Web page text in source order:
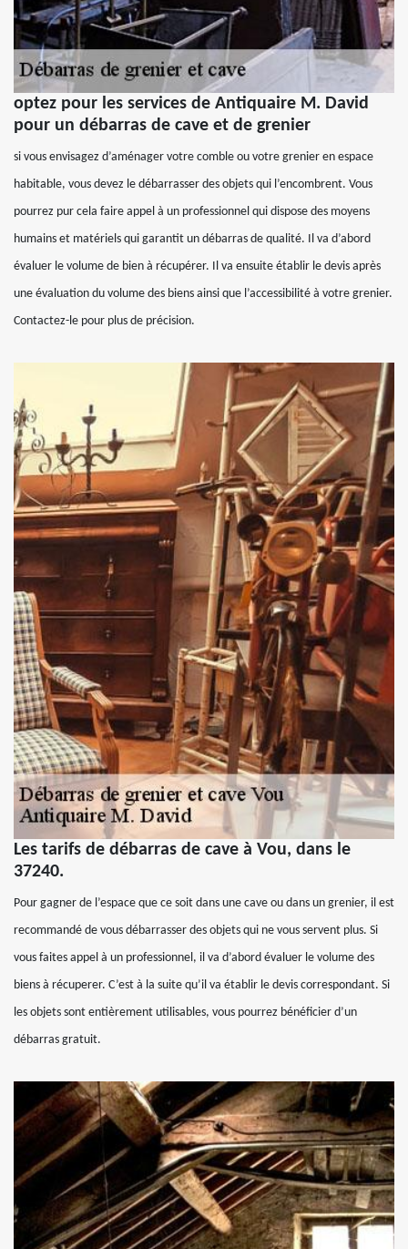
optez pour les services de Antiquaire M. David
pour un débarras de cave et de grenier
si vous envisagez d’aménager votre comble ou votre grenier en espace
habitable, vous devez le débarrasser des objets qui l’encombrent. Vous
pourrez pur cela faire appel à un professionnel qui dispose des moyens
humains et matériels qui garantit un débarras de qualité. Il va d’abord
évaluer le volume de bien à récupérer. Il va ensuite établir le devis après
une évaluation du volume des biens ainsi que l’accessibilité à votre grenier.
Contactez-le pour plus de précision.
Les tarifs de débarras de cave à Vou, dans le
37240.
Pour gagner de l’espace que ce soit dans une cave ou dans un grenier, il est
recommandé de vous débarrasser des objets qui ne vous servent plus. Si
vous faites appel à un professionnel, il va d’abord évaluer le volume des
biens à récuperer. C’est à la suite qu’il va établir le devis correspondant. Si
les objets sont entièrement utilisables, vous pourrez bénéficier d’un
débarras gratuit.